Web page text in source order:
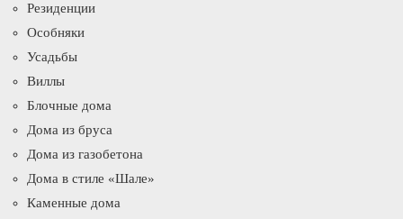
Резиденции
Особняки
Усадьбы
Виллы
Блочные дома
Дома из бруса
Дома из газобетона
Дома в стиле «Шале»
Каменные дома